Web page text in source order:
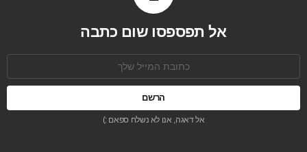
אל תפספסו שום כתבה
אל דאגה, אנו לא נשלח ספאם :)